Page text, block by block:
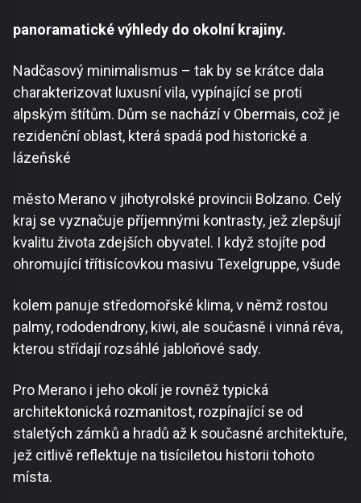
panoramatické výhledy do okolní krajiny.
Nadčasový minimalismus – tak by se krátce dala
charakterizovat luxusní vila, vypínající se proti
alpským štítům. Dům se nachází v Obermais, což je
rezidenční oblast, která spadá pod historické a
lázeňské
město Merano v jihotyrolské provincii Bolzano. Celý
kraj se vyznačuje příjemnými kontrasty, jež zlepšují
kvalitu života zdejších obyvatel. I když stojíte pod
ohromující třítisícovkou masivu Texelgruppe, všude
kolem panuje středomořské klima, v němž rostou
palmy, rododendrony, kiwi, ale současně i vinná réva,
kterou střídají rozsáhlé jabloňové sady.
Pro Merano i jeho okolí je rovněž typická
architektonická rozmanitost, rozpínající se od
staletých zámků a hradů až k současné architektuře,
jež citlivě reflektuje na tisíciletou historii tohoto
místa.